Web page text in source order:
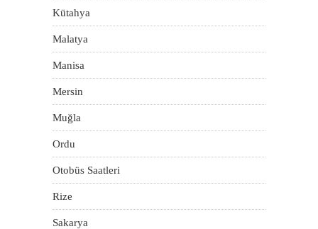
Kütahya
Malatya
Manisa
Mersin
Muğla
Ordu
Otobüs Saatleri
Rize
Sakarya